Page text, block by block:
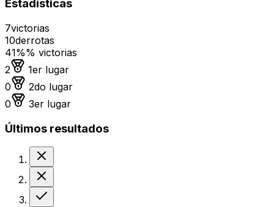
Estadísticas
7victorias
10derrotas
41%% victorias
2
Medalla de oro
1er lugar
0
Medalla de plata
2do lugar
0
Medalla de bronce
3er lugar
Últimos resultados